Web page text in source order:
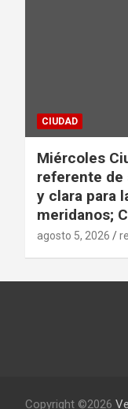
CIUDAD
Miércoles
referente de
y clara para
meridanos;
agosto 5, 2026
Copyright ©2026